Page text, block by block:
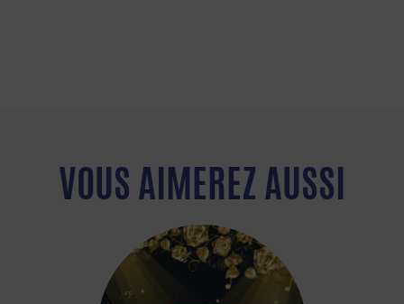
VOUS AIMEREZ AUSSI